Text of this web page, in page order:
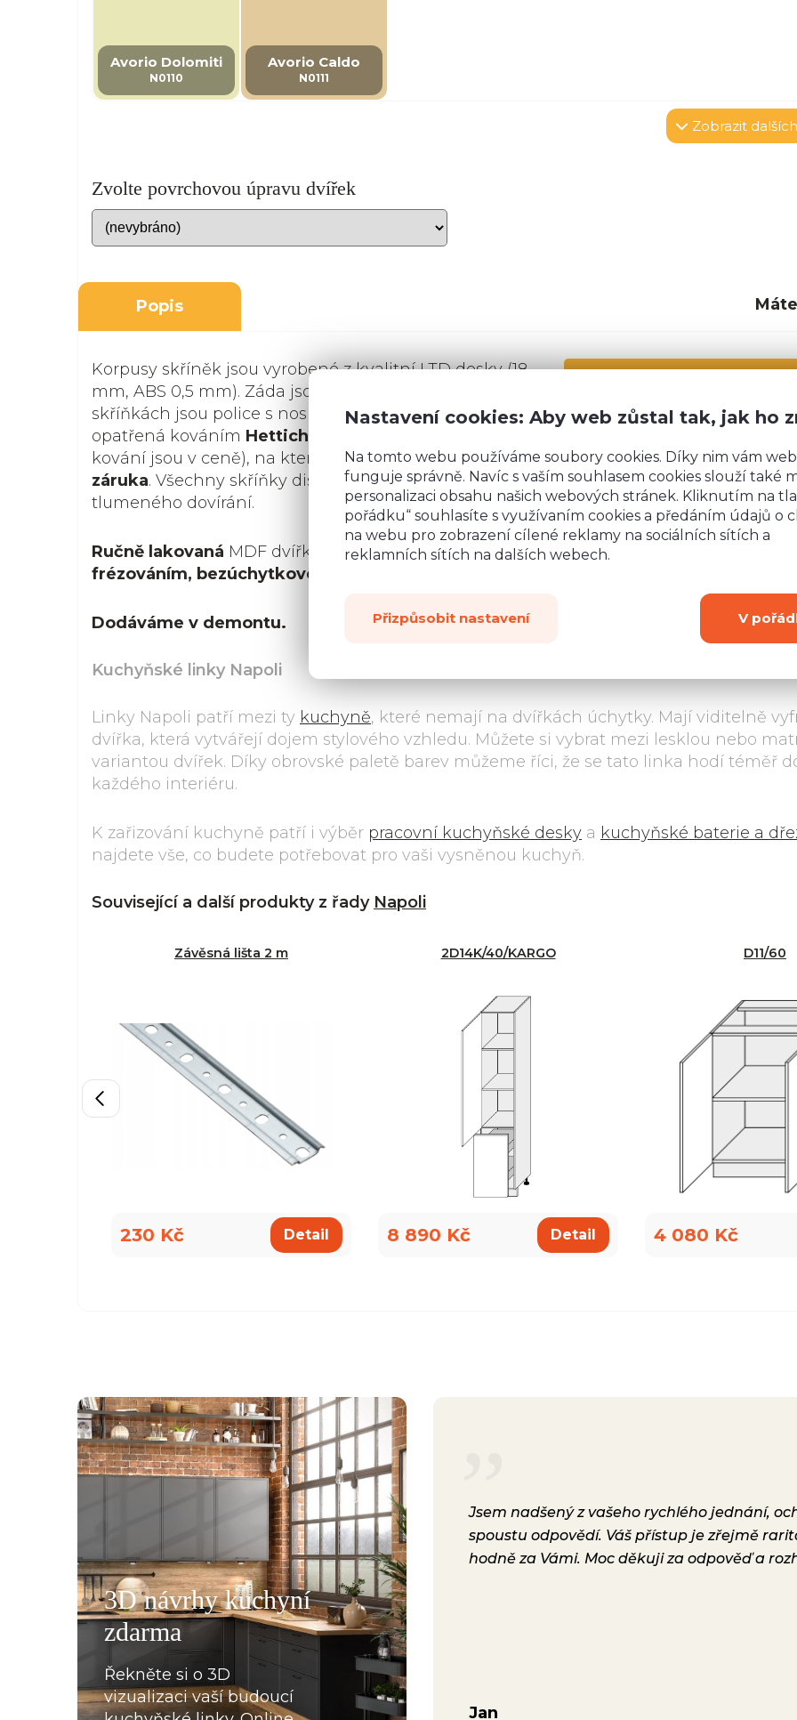
Avorio Dolomiti
N0110
Avorio Caldo
N0111
Zobrazit
Zvolte povrchovou úpravu dvířek
Popis
Šířka:
60,0 cm x
Výška:
Hloubka:
Návod na montáž
Korpusy skříněk jsou vyrobené z kvalitní LTD desky (18
mm, ABS 0,5 mm). Záda jsou z bílého sololitu a ve
skříňkách jsou police s nosností 15 kg. Dvířka jsou
opatřená kováním Hettich
kování jsou v ceně), na které se vztahujedoživotní
záruka. Všechny skříňky disponují systémem
tlumeného dovírání.
Ručně lakovaná MDF dvířka 19 mm (lesk nebo mat)s
frézováním, bezúchytkové provedení.
Dodáváme v demontu.
Kuchyňské linky Napoli
Linky Napoli patří mezi ty kuchyně, které nemají na dvířkách úchytky. Mají viditelně
dvířka, která vytvářejí dojem stylového vzhledu. Můžete si vybrat mezi lesklou nebo
variantou dvířek. Díky obrovské paletě barev můžeme říci, že se tato linka hodí téměř
každého interiéru.
K zařizování kuchyně patří i výběr pracovní kuchyňské desky a kuchyňské baterie a
najdete vše, co budete potřebovat pro vaši vysněnou kuchyň.
Související a další produkty z řady Napoli
Závěsná lišta 2 m
230 Kč Detail
2D14K/40/KARGO
8 890 Kč Detail
D11/60
4 080 Kč
3D návrhy kuchyní
zdarma
Řekněte si o 3D
vizualizaci vaší budoucí
deseti. Kuchyň je krásná a kvalitní. Ochotný personál,
mi pomohla se vším a komunikovala ihned, bez prodlení.
které jsme postupně upravovaly, stejně tak mi poslala i
pracovních desek a korpusů skříní. Montéři u nás strávili
s každou překážkou, která na ně ať už ze strany
křivých zdí apod., vykoukla. Nakonec při předání
Jsem nadšený z vašeho rychlého jednání,
spoustu odpovědí. Váš přístup je zřejmě
hodně za Vámi. Moc děkuji za odpověď a
Jan
Nastavení cookies: Aby web zůstal tak, jak ho
Na tomto webu používáme soubory cookies. Díky nim vám web
funguje správně. Navíc s vaším souhlasem cookies slouží také
personalizaci obsahu našich webových stránek. Kliknutím na
pořádku“ souhlasíte s využívaním cookies a předáním údajů o
na webu pro zobrazení cílené reklamy na sociálních sítích a
reklamních sítích na dalších webech.
Přizpůsobit nastavení V